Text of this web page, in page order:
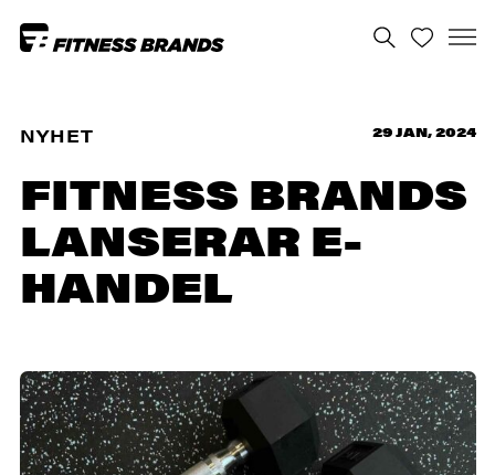
29 JAN, 2024
NYHET
FITNESS BRANDS
LANSERAR E-
HANDEL